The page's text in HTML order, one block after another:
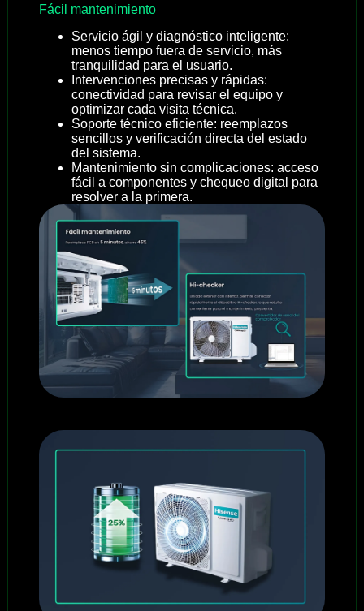
Fácil mantenimiento
Servicio ágil y diagnóstico inteligente:
menos tiempo fuera de servicio, más
tranquilidad para el usuario.
Intervenciones precisas y rápidas:
conectividad para revisar el equipo y
optimizar cada visita técnica.
Soporte técnico eficiente: reemplazos
sencillos y verificación directa del estado
del sistema.
Mantenimiento sin complicaciones: acceso
fácil a componentes y chequeo digital para
resolver a la primera.